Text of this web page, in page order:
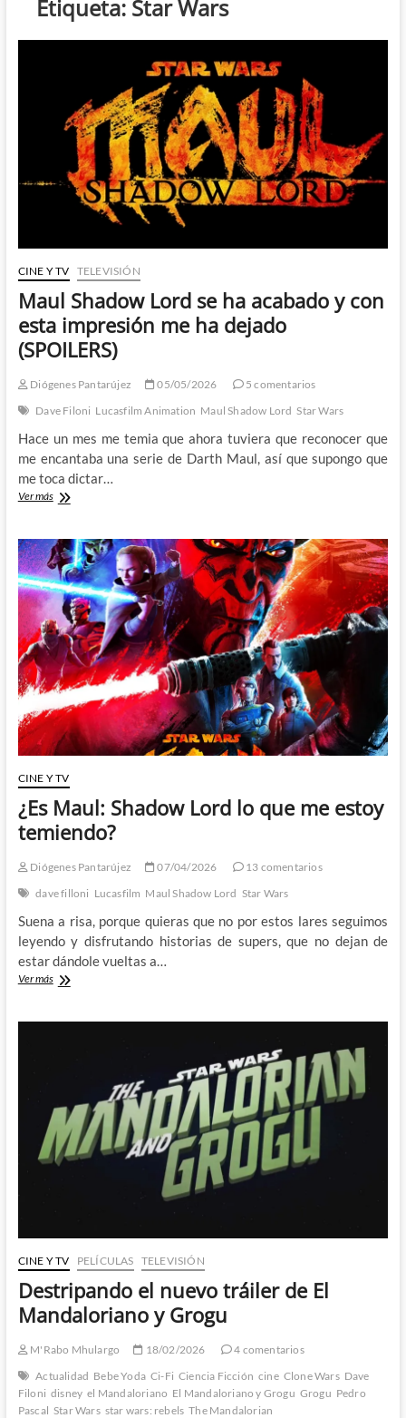
Etiqueta: Star Wars
CINE Y TV TELEVISIÓN
Maul Shadow Lord se ha acabado y con
esta impresión me ha dejado
(SPOILERS)
Diógenes Pantarújez 05/05/2026
5 comentarios
Dave Filoni Lucasfilm Animation Maul Shadow Lord Star Wars
Hace un mes me temia que ahora tuviera que reconocer que
me encantaba una serie de Darth Maul, así que supongo que
me toca dictar…
Ver másMaul
se
ha
acabado
y
con
esta
impresión
me
ha
dejado
(SPOILERS)
CINE Y TV
¿Es Maul: Shadow Lord lo que me estoy
temiendo?
Diógenes Pantarújez 07/04/2026
13 comentarios
dave filloni Lucasfilm Maul Shadow Lord Star Wars
Suena a risa, porque quieras que no por estos lares seguimos
leyendo y disfrutando historias de supers, que no dejan de
estar dándole vueltas a…
Ver más¿Es
Lord
temiendo?
CINE Y TV PELÍCULAS TELEVISIÓN
Destripando el nuevo tráiler de El
Mandaloriano y Grogu
M'Rabo Mhulargo 18/02/2026
4 comentarios
Actualidad Bebe Yoda Ci-Fi Ciencia Ficción cine Clone Wars Dave
Filoni disney el Mandaloriano El Mandaloriano y Grogu Grogu Pedro
Pascal Star Wars star wars: rebels The Mandalorian